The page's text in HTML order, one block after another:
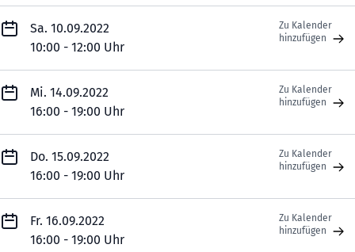
Sa. 10.09.2022
10:00 - 12:00 Uhr
Zu Kalender
hinzufügen
Mi. 14.09.2022
16:00 - 19:00 Uhr
Zu Kalender
hinzufügen
Do. 15.09.2022
16:00 - 19:00 Uhr
Zu Kalender
hinzufügen
Fr. 16.09.2022
16:00 - 19:00 Uhr
Zu Kalender
hinzufügen